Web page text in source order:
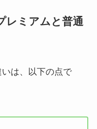
レミアムと普通
は、以下の点で